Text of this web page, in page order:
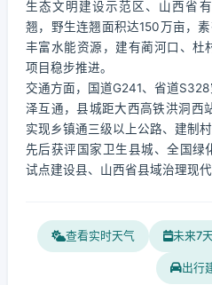
生态文明建设示范区、山西省
翘，野生连翘面积达150万亩，
丰富水能资源，建有蔺河口、杜
项目稳步推进。
交通方面，国道G241、省道
泽互通，县城距大西高铁洪洞西
实现乡镇通三级以上公路、建制村
先后获评国家卫生县城、全国绿
试点建设县、山西省县域治理现
查看实时天气 未来7
出行